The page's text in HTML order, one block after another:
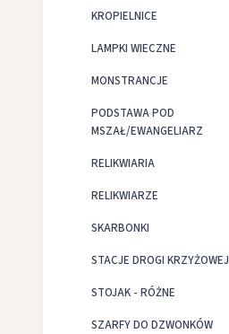
KROPIELNICE
LAMPKI WIECZNE
MONSTRANCJE
PODSTAWA POD
MSZAŁ/EWANGELIARZ
RELIKWIARIA
RELIKWIARZE
SKARBONKI
STACJE DROGI KRZYŻOWEJ
STOJAK - RÓŻNE
SZARFY DO DZWONKÓW